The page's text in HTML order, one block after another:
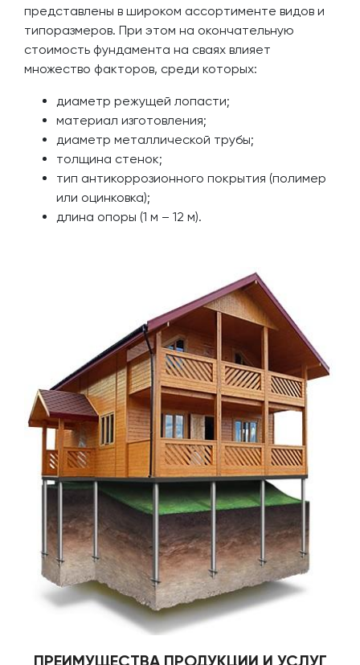
представлены в широком ассортименте видов и
типоразмеров. При этом на окончательную
стоимость фундамента на сваях влияет
множество факторов, среди которых:
диаметр режущей лопасти;
материал изготовления;
диаметр металлической трубы;
толщина стенок;
тип антикоррозионного покрытия (полимер
или оцинковка);
длина опоры (1 м – 12 м).
ПРЕИМУЩЕСТВА ПРОДУКЦИИ И УСЛУГ